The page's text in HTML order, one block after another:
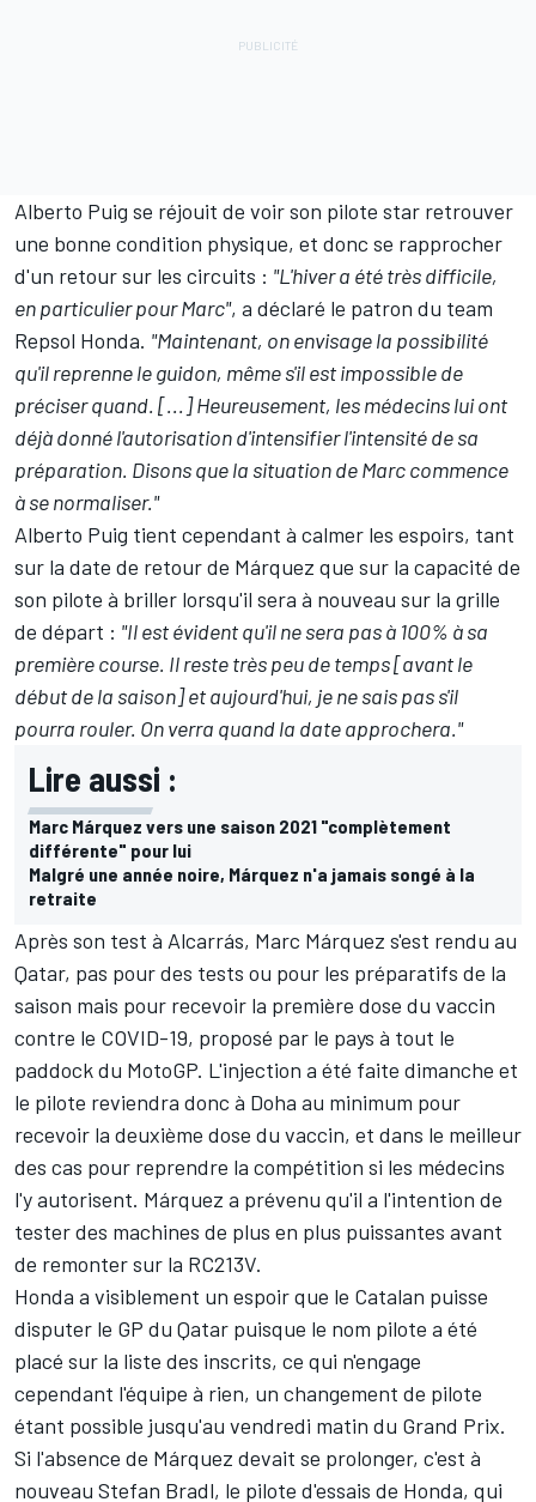
Alberto Puig se réjouit de voir son pilote star retrouver
une bonne condition physique, et donc se rapprocher
d'un retour sur les circuits : "L'hiver a été très difficile,
en particulier pour Marc", a déclaré le patron du team
Repsol Honda. "Maintenant, on envisage la possibilité
qu'il reprenne le guidon, même s'il est impossible de
préciser quand. [...] Heureusement, les médecins lui ont
déjà donné l'autorisation d'intensifier l'intensité de sa
préparation. Disons que la situation de Marc commence
à se normaliser."
Alberto Puig tient cependant à calmer les espoirs, tant
sur la date de retour de Márquez que sur la capacité de
son pilote à briller lorsqu'il sera à nouveau sur la grille
de départ : "Il est évident qu'il ne sera pas à 100% à sa
première course. Il reste très peu de temps [avant le
début de la saison] et aujourd'hui, je ne sais pas s'il
pourra rouler. On verra quand la date approchera."
Lire aussi :
Marc Márquez vers une saison 2021 "complètement
différente" pour lui
Malgré une année noire, Márquez n'a jamais songé à la
retraite
Après son test à Alcarrás, Marc Márquez s'est rendu au
Qatar, pas pour des tests ou pour les préparatifs de la
saison mais pour recevoir la première dose du vaccin
contre le COVID-19, proposé par le pays à tout le
paddock du MotoGP. L'injection a été faite dimanche et
le pilote reviendra donc à Doha au minimum pour
recevoir la deuxième dose du vaccin, et dans le meilleur
des cas pour reprendre la compétition si les médecins
l'y autorisent. Márquez a prévenu qu'il a l'intention de
tester des machines de plus en plus puissantes avant
de remonter sur la RC213V.
Honda a visiblement un espoir que le Catalan puisse
disputer le GP du Qatar puisque le nom pilote a été
placé sur la liste des inscrits, ce qui n'engage
cependant l'équipe à rien, un changement de pilote
étant possible jusqu'au vendredi matin du Grand Prix.
Si l'absence de Márquez devait se prolonger, c'est à
nouveau Stefan Bradl, le pilote d'essais de Honda, qui